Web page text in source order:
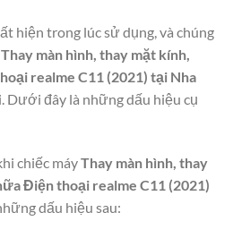
hiện trong lúc sử dụng, và chúng
Thay màn hình, thay mặt kính,
realme C11 (2021) tại Nha
Dưới đây là những dấu hiệu cụ
chiếc máyThay màn hình, thay
Điện thoại realme C11 (2021)
dấu hiệu sau: